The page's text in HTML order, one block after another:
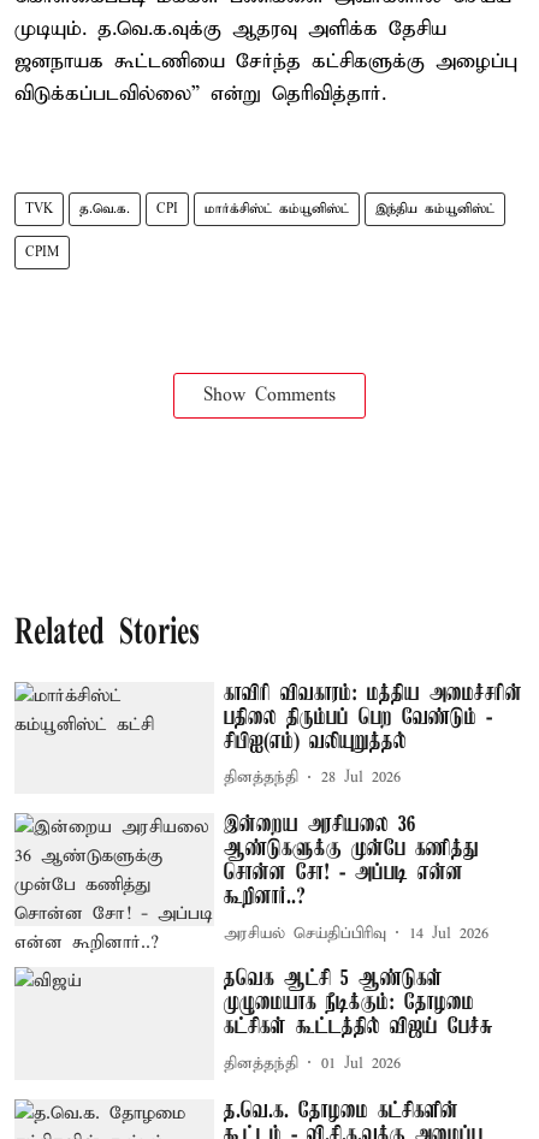
முடியும். த.வெ.க.வுக்கு ஆதரவு அளிக்க தேசிய
ஜனநாயக கூட்டணியை சேர்ந்த கட்சிகளுக்கு அழைப்பு
விடுக்கப்படவில்லை” என்று தெரிவித்தார்.
TVK த.வெ.க. CPI மார்க்சிஸ்ட் கம்யூனிஸ்ட் இந்திய கம்யூனிஸ்ட்
CPIM
Show Comments
Related Stories
காவிரி விவகாரம்: மத்திய அமைச்சரின்
பதிலை திரும்பப் பெற வேண்டும் -
சிபிஐ(எம்) வலியுறுத்தல்
தினத்தந்தி 28 Jul 2026
இன்றைய அரசியலை 36
ஆண்டுகளுக்கு முன்பே கணித்து
சொன்ன சோ! - அப்படி என்ன
கூறினார்..?
அரசியல் செய்திப்பிரிவு 14 Jul 2026
தவெக ஆட்சி 5 ஆண்டுகள்
முழுமையாக நீடிக்கும்: தோழமை
கட்சிகள் கூட்டத்தில் விஜய் பேச்சு
தினத்தந்தி 01 Jul 2026
த.வெ.க. தோழமை கட்சிகளின்